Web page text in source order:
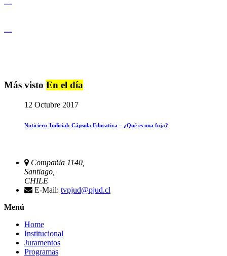
Más visto En el día
12 Octubre 2017
Noticiero Judicial: Cápsula Educativa – ¿Qué es una foja?
Compañia 1140,
Santiago,
CHILE
E-Mail: tvpjud@pjud.cl
Menú
Home
Institucional
Juramentos
Programas